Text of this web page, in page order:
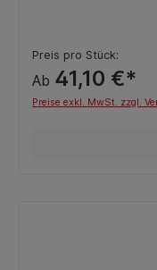
Preis pro Stück:
Ab 41,10 €*
Preise exkl. MwSt. zzgl.